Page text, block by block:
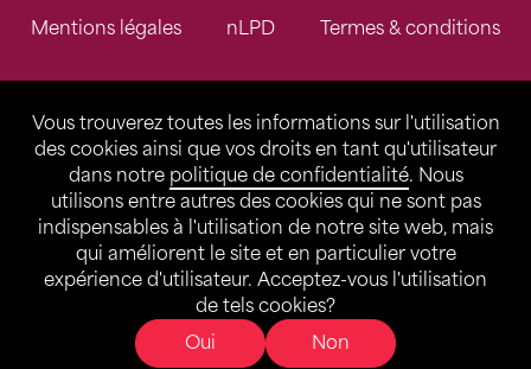
Vous trouverez toutes les informations sur l'utilisation
des cookies ainsi que vos droits en tant qu'utilisateur
dans notre politique de confidentialité. Nous
utilisons entre autres des cookies qui ne sont pas
indispensables à l'utilisation de notre site web, mais
qui améliorent le site et en particulier votre
expérience d'utilisateur. Acceptez-vous l'utilisation
de tels cookies?
Oui
Non
Mentions légales nLPD Termes & conditions